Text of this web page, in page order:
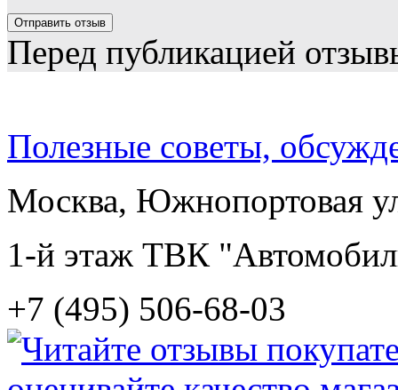
Перед публикацией
Полезные советы,
Москва, Южнопортовая
1-й этаж ТВК
+7 (495) 506-68-03